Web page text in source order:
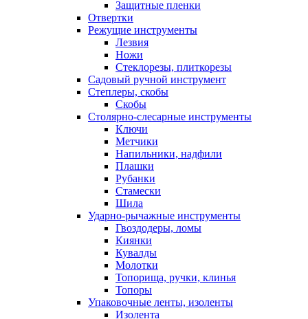
Защитные пленки
Отвертки
Режущие инструменты
Лезвия
Ножи
Стеклорезы, плиткорезы
Садовый ручной инструмент
Степлеры, скобы
Скобы
Столярно-слесарные инструменты
Ключи
Метчики
Напильники, надфили
Плашки
Рубанки
Стамески
Шила
Ударно-рычажные инструменты
Гвоздодеры, ломы
Киянки
Кувалды
Молотки
Топорища, ручки, клинья
Топоры
Упаковочные ленты, изоленты
Изолента